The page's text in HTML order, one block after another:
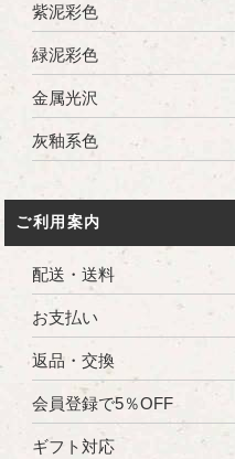
紫泥彩色
緑泥彩色
金属光沢
灰釉系色
ご利用案内
配送・送料
お支払い
返品・交換
会員登録で5％OFF
ギフト対応